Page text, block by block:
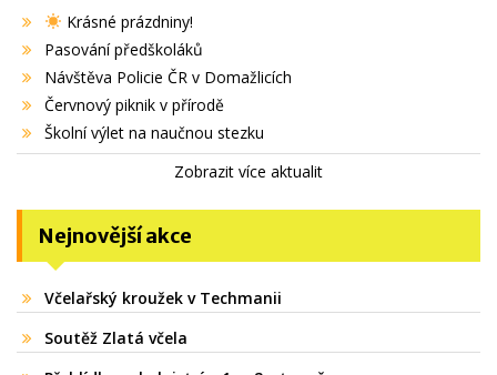
Krásné prázdniny!
Pasování předškoláků
Návštěva Policie ČR v Domažlicích
Červnový piknik v přírodě
Školní výlet na naučnou stezku
Zobrazit více aktualit
Nejnovější akce
Včelařský kroužek v Techmanii
Soutěž Zlatá včela